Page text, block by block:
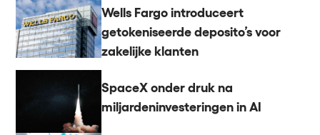
Wells Fargo introduceert
getokeniseerde deposito’s voor
zakelijke klanten
SpaceX onder druk na
miljardeninvesteringen in AI